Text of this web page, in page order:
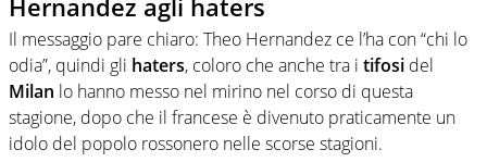
Il messaggio pare chiaro: Theo Hernandez ce l’ha con “chi lo
odia”, quindi gli haters, coloro che anche tra i tifosi del
Milan lo hanno messo nel mirino nel corso di questa
stagione, dopo che il francese è divenuto praticamente un
idolo del popolo rossonero nelle scorse stagioni.